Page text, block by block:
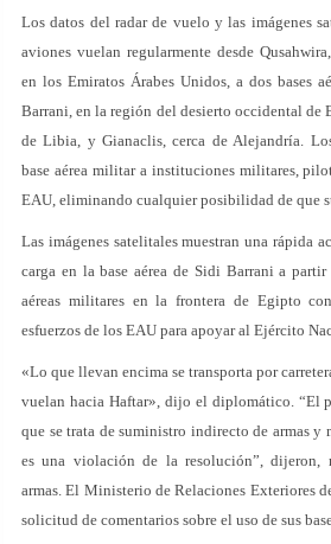
Los datos del radar de vuelo y las imágenes
aviones vuelan regularmente desde
en los Emiratos Árabes Unidos, a dos bases
Barrani, en la región del desierto occidental de
de Libia, y Gianaclis, cerca de Alejandría.
base aérea militar a instituciones militares,
EAU, eliminando cualquier posibilidad de que
Las imágenes satelitales muestran una rápida
carga en la base aérea de Sidi Barrani a
aéreas militares en la frontera de Egipto
esfuerzos de los EAU para apoyar al Ejército
«Lo que llevan encima se transporta por
vuelan hacia Haftar», dijo el diplomático. “El
que se trata de suministro indirecto de armas y
es una violación de la resolución”, dijeron,
armas. El Ministerio de Relaciones Exteriores
solicitud de comentarios sobre el uso de sus